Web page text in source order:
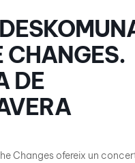
CHANGES.
DE
Changes ofereix un